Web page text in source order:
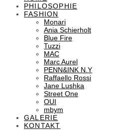
PHILOSOPHIE
FASHION
Monari
Ania Schierholt
Blue Fire
Tuzzi
MAC
Marc Aurel
PENN&INK N.Y
Raffaello Rossi
Jane Lushka
Street One
OUI
mbym
GALERIE
KONTAKT